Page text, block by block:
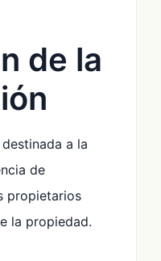
de la
a la
de
propietarios
la propiedad.